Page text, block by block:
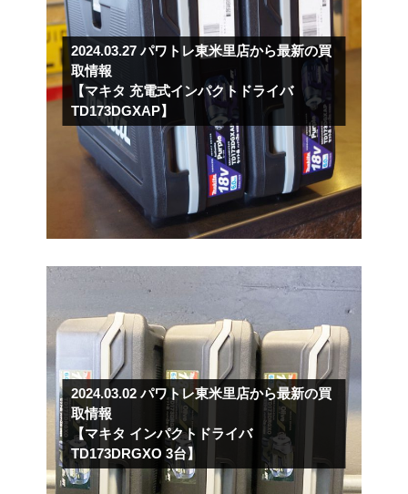
2024.03.27パワトレ東米里店から最新の買
取情報
【マキタ 充電式インパクトドライバ
TD173DGXAP】
2024.03.02パワトレ東米里店から最新の買
取情報
【マキタ インパクトドライバ
TD173DRGXO 3台】